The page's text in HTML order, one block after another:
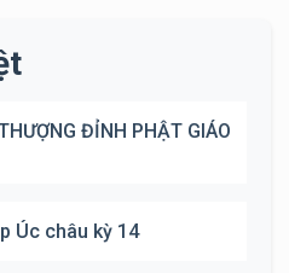
ĐỈNH PHẬT GIÁO
Úc châu kỳ 14